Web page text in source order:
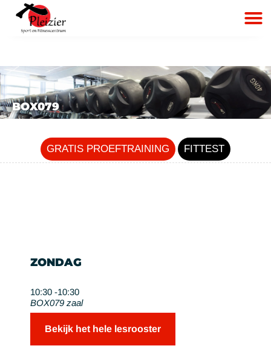
BOX079
GRATIS PROEFTRAINING FITTEST
ZONDAG
10:30 -10:30
BOX079 zaal
Bekijk het hele lesrooster